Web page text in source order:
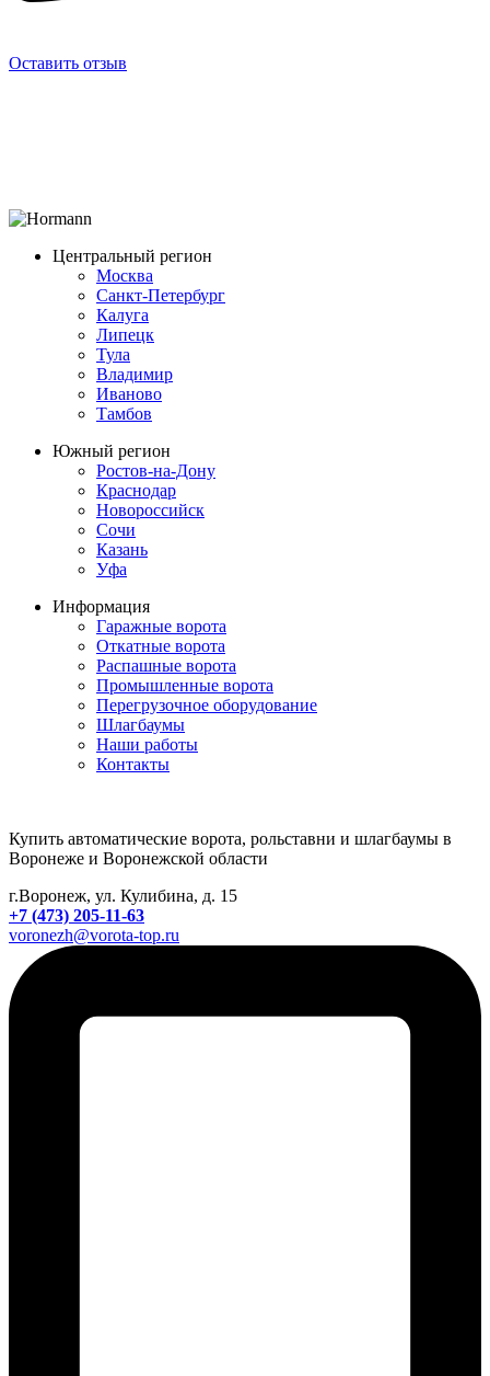
Оставить отзыв
Центральный регион
Москва
Санкт-Петербург
Калуга
Липецк
Тула
Владимир
Иваново
Тамбов
Южный регион
Ростов-на-Дону
Краснодар
Новороссийск
Сочи
Казань
Уфа
Информация
Гаражные ворота
Откатные ворота
Распашные ворота
Промышленные ворота
Перегрузочное оборудование
Шлагбаумы
Наши работы
Контакты
Купить автоматические ворота, рольставни и шлагбаумы в
Воронеже и Воронежской области
г.Воронеж, ул. Кулибина, д. 15
+7 (473) 205-11-63
voronezh@vorota-top.ru